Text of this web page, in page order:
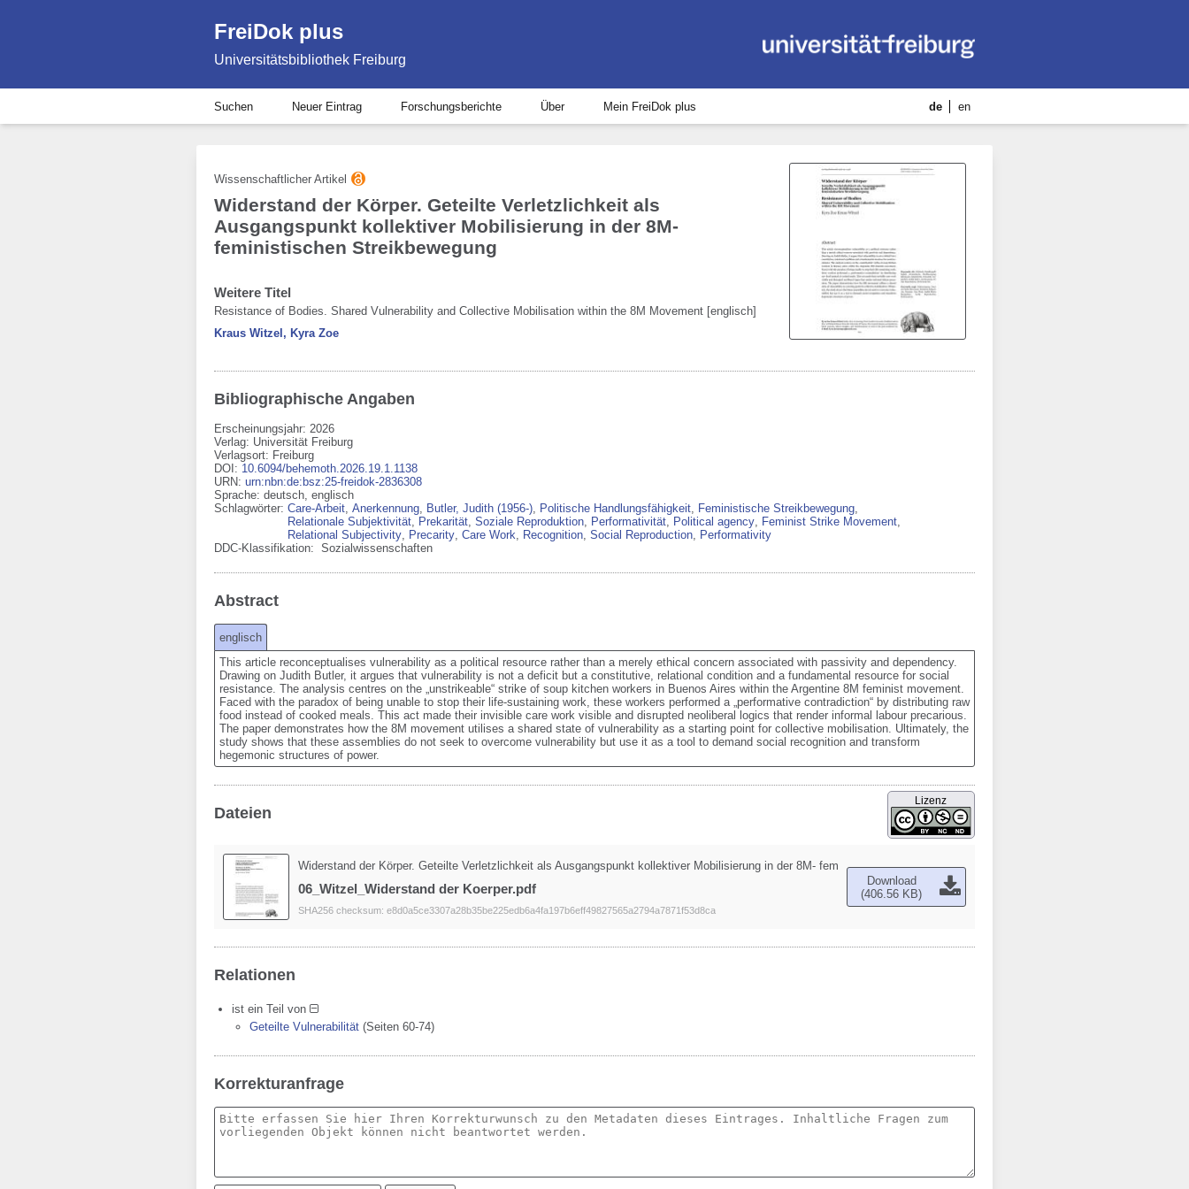
FreiDok plus
Universitätsbibliothek Freiburg
Suchen Neuer Eintrag Forschungsberichte Über Mein FreiDok plus de en
Wissenschaftlicher Artikel
Widerstand der Körper. Geteilte Verletzlichkeit als
Ausgangspunkt kollektiver Mobilisierung in der 8M-
feministischen Streikbewegung
Weitere Titel
Resistance of Bodies. Shared Vulnerability and Collective Mobilisation within the 8M Movement [englisch]
Kraus Witzel, Kyra Zoe
Bibliographische Angaben
Erscheinungsjahr: 2026
Verlag: Universität Freiburg
Verlagsort: Freiburg
DOI : 10.6094/behemoth.2026.19.1.1138
URN: urn:nbn:de:bsz:25-freidok-2836308
Sprache: deutsch, englisch
Schlagwörter: Care-Arbeit, Anerkennung, Butler, Judith (1956-), Politische Handlungsfähigkeit, Feministische Streikbewegung,
Relationale Subjektivität, Prekarität, Soziale Reproduktion, Performativität, Political agency, Feminist Strike Movement,
Relational Subjectivity, Precarity, Care Work, Recognition, Social Reproduction, Performativity
DDC-Klassifikation: Sozialwissenschaften
Abstract
englisch
This article reconceptualises vulnerability as a political resource rather than a merely ethical concern associated with passivity and dependency.
Drawing on Judith Butler, it argues that vulnerability is not a deficit but a constitutive, relational condition and a fundamental resource for social
resistance. The analysis centres on the „unstrikeable“ strike of soup kitchen workers in Buenos Aires within the Argentine 8M feminist movement.
Faced with the paradox of being unable to stop their life-sustaining work, these workers performed a „performative contradiction“ by distributing raw
food instead of cooked meals. This act made their invisible care work visible and disrupted neoliberal logics that render informal labour precarious.
The paper demonstrates how the 8M movement utilises a shared state of vulnerability as a starting point for collective mobilisation. Ultimately, the
study shows that these assemblies do not seek to overcome vulnerability but use it as a tool to demand social recognition and transform
hegemonic structures of power.
Dateien
Lizenz
Widerstand der Körper. Geteilte Verletzlichkeit als Ausgangspunkt kollektiver Mobilisierung in der 8M- feministischen Streikbewegung
06_Witzel_Widerstand der Koerper.pdf
SHA256 checksum: e8d0a5ce3307a28b35be225edb6a4fa197b6eff49827565a2794a7871f53d8ca
Download
(406.56 KB)
Relationen
ist ein Teil von
Geteilte Vulnerabilität (Seiten 60-74)
Korrekturanfrage